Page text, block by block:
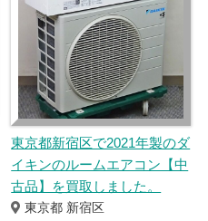
東京都新宿区で2021年製のダ
イキンのルームエアコン【中
古品】を買取しました。
東京都 新宿区